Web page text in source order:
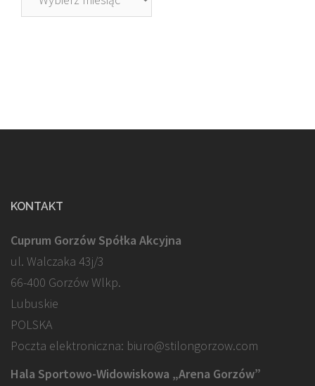
KONTAKT
Cuprum Gorzów Spółka Akcyjna
ul. Walczaka 43j/3
66-400 Gorzów Wlkp.
Lubuskie
POLSKA
Poczta elektroniczna: biuro@stilongorzow.com
Hala Sportowo-Widowiskowa „Arena Gorzów”